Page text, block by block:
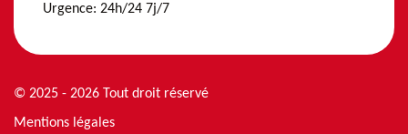
Urgence: 24h/24 7j/7
© 2025 - 2026 Tout droit réservé
Mentions légales